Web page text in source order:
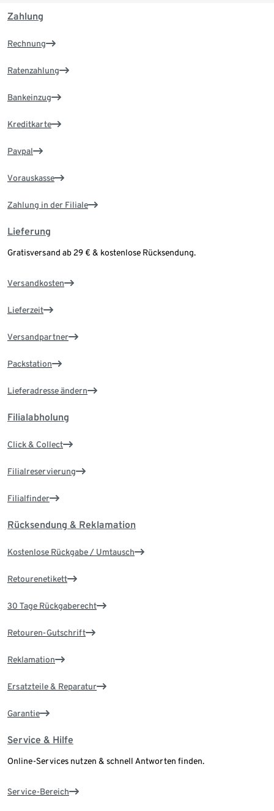
Zahlung
Rechnung
Ratenzahlung
Bankeinzug
Kreditkarte
Paypal
Vorauskasse
Zahlung in der Filiale
Lieferung
Gratisversand ab 29 € & kostenlose Rücksendung.
Versandkosten
Lieferzeit
Versandpartner
Packstation
Lieferadresse ändern
Filialabholung
Click & Collect
Filialreservierung
Filialfinder
Rücksendung & Reklamation
Kostenlose Rückgabe / Umtausch
Retourenetikett
30 Tage Rückgaberecht
Retouren-Gutschrift
Reklamation
Ersatzteile & Reparatur
Garantie
Service & Hilfe
Online-Services nutzen & schnell Antworten finden.
Service-Bereich